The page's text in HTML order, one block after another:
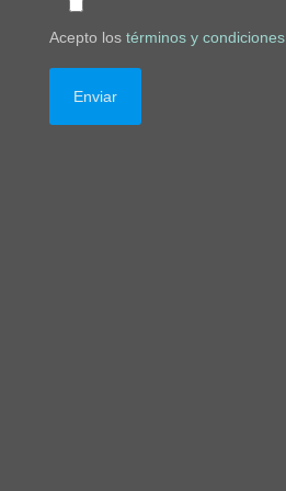
Acepto los términos y condiciones